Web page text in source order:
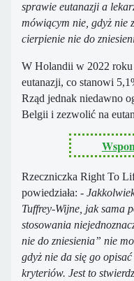
sprawie eutanazji a
mówiącym nie, gdyż nie
cierpienie nie do
W Holandii w 2022
eutanazji, co stanowi
Rząd jednak niedawno
Belgii i zezwolić na
Rzeczniczka Right To
powiedziała: -
Tuffrey-Wijne, jak sama
stosowania
nie do zniesienia” nie
gdyż nie da się go
kryteriów. Jest to